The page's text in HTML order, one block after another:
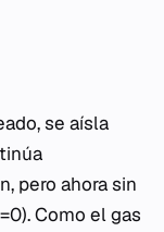
se aísla
pero ahora sin
Como el gas